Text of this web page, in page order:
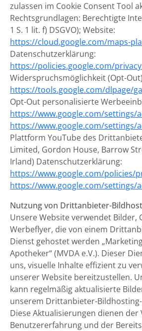
zulassen im Cookie Consent Tool
Rechtsgrundlagen: Berechtigte
1 S. 1 lit. f) DSGVO); Website:
https://cloud.google.com/maps-
Datenschutzerklärung:
https://policies.google.com/privacy
Widerspruchsmöglichkeit (Opt-
https://tools.google.com/dlpage/
Opt-Out personalisierte
https://www.google.com/settings/
https://www.google.com/settings/
Plattform YouTube des
Limited, Gordon House, Barrow
Irland) Datenschutzerklärung:
https://www.google.com/policies/
https://www.google.com/settings/
Nutzung von Drittanbieter-
Unsere Website verwendet Bilder,
Werbeflyer, die von einem
Dienst gehostet werden
Apotheker“ (MVDA e.V.). Dieser
uns, visuelle Inhalte effizient zu
unserer Website bereitzustellen.
kann regelmäßig aktualisierte
unserem Drittanbieter-
Diese Aktualisierungen dienen
Benutzererfahrung und der